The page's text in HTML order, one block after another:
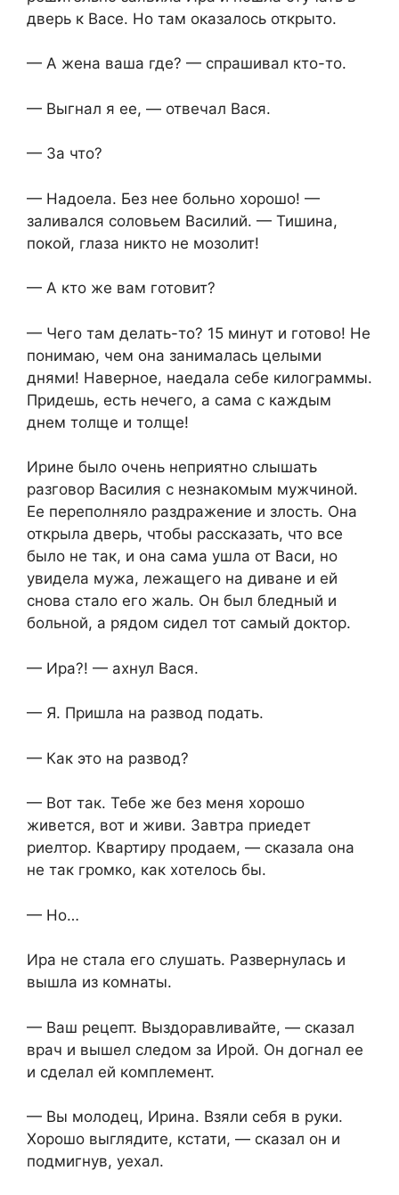
дверь к Васе. Но там оказалось открыто.
— А жена ваша где? — спрашивал кто-то.
— Выгнал я ее, — отвечал Вася.
— За что?
— Надоела. Без нее больно хорошо! —
заливался соловьем Василий. — Тишина,
покой, глаза никто не мозолит!
— А кто же вам готовит?
— Чего там делать-то? 15 минут и готово! Не
понимаю, чем она занималась целыми
днями! Наверное, наедала себе килограммы.
Придешь, есть нечего, а сама с каждым
днем толще и толще!
Ирине было очень неприятно слышать
разговор Василия с незнакомым мужчиной.
Ее переполняло раздражение и злость. Она
открыла дверь, чтобы рассказать, что все
было не так, и она сама ушла от Васи, но
увидела мужа, лежащего на диване и ей
снова стало его жаль. Он был бледный и
больной, а рядом сидел тот самый доктор.
— Ира?! — ахнул Вася.
— Я. Пришла на развод подать.
— Как это на развод?
— Вот так. Тебе же без меня хорошо
живется, вот и живи. Завтра приедет
риелтор. Квартиру продаем, — сказала она
не так громко, как хотелось бы.
— Но…
Ира не стала его слушать. Развернулась и
вышла из комнаты.
— Ваш рецепт. Выздоравливайте, — сказал
врач и вышел следом за Ирой. Он догнал ее
и сделал ей комплемент.
— Вы молодец, Ирина. Взяли себя в руки.
Хорошо выглядите, кстати, — сказал он и
подмигнув, уехал.